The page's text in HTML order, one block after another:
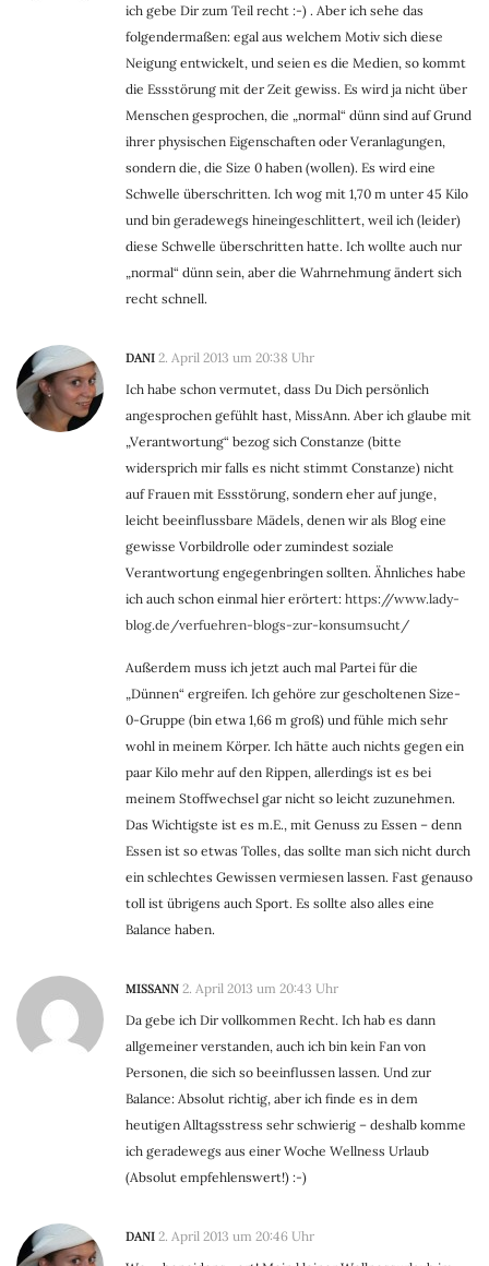
ich gebe Dir zum Teil recht :-) . Aber ich sehe das
folgendermaßen: egal aus welchem Motiv sich diese
Neigung entwickelt, und seien es die Medien, so kommt
die Essstörung mit der Zeit gewiss. Es wird ja nicht über
Menschen gesprochen, die „normal“ dünn sind auf Grund
ihrer physischen Eigenschaften oder Veranlagungen,
sondern die, die Size 0 haben (wollen). Es wird eine
Schwelle überschritten. Ich wog mit 1,70 m unter 45 Kilo
und bin geradewegs hineingeschlittert, weil ich (leider)
diese Schwelle überschritten hatte. Ich wollte auch nur
„normal“ dünn sein, aber die Wahrnehmung ändert sich
recht schnell.
DANI 2. April 2013 um 20:38 Uhr
Ich habe schon vermutet, dass Du Dich persönlich
angesprochen gefühlt hast, MissAnn. Aber ich glaube mit
„Verantwortung“ bezog sich Constanze (bitte
widersprich mir falls es nicht stimmt Constanze) nicht
auf Frauen mit Essstörung, sondern eher auf junge,
leicht beeinflussbare Mädels, denen wir als Blog eine
gewisse Vorbildrolle oder zumindest soziale
Verantwortung engegenbringen sollten. Ähnliches habe
ich auch schon einmal hier erörtert: https://www.lady-
blog.de/verfuehren-blogs-zur-konsumsucht/
Außerdem muss ich jetzt auch mal Partei für die
„Dünnen“ ergreifen. Ich gehöre zur gescholtenen Size-
0-Gruppe (bin etwa 1,66 m groß) und fühle mich sehr
wohl in meinem Körper. Ich hätte auch nichts gegen ein
paar Kilo mehr auf den Rippen, allerdings ist es bei
meinem Stoffwechsel gar nicht so leicht zuzunehmen.
Das Wichtigste ist es m.E., mit Genuss zu Essen – denn
Essen ist so etwas Tolles, das sollte man sich nicht durch
ein schlechtes Gewissen vermiesen lassen. Fast genauso
toll ist übrigens auch Sport. Es sollte also alles eine
Balance haben.
MISSANN 2. April 2013 um 20:43 Uhr
Da gebe ich Dir vollkommen Recht. Ich hab es dann
allgemeiner verstanden, auch ich bin kein Fan von
Personen, die sich so beeinflussen lassen. Und zur
Balance: Absolut richtig, aber ich finde es in dem
heutigen Alltagsstress sehr schwierig – deshalb komme
ich geradewegs aus einer Woche Wellness Urlaub
(Absolut empfehlenswert!) :-)
DANI 2. April 2013 um 20:46 Uhr